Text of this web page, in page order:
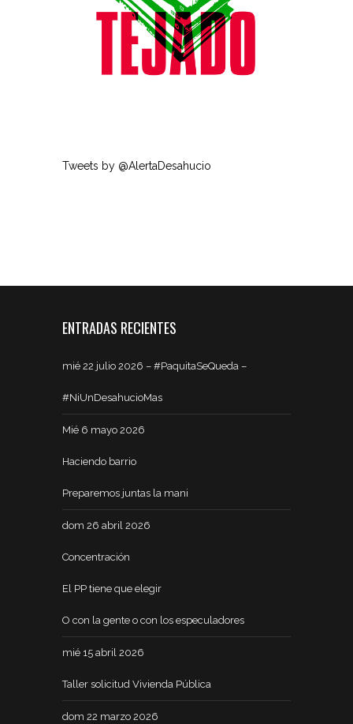
Tweets by @AlertaDesahucio
ENTRADAS RECIENTES
mié 22 julio 2026 – #PaquitaSeQueda –
#NiUnDesahucioMas
Mié 6 mayo 2026
Haciendo barrio
Preparemos juntas la mani
dom 26 abril 2026
Concentración
El PP tiene que elegir
O con la gente o con los especuladores
mié 15 abril 2026
Taller solicitud Vivienda Pública
dom 22 marzo 2026